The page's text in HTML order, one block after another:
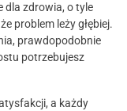
dla zdrowia, o tyle
problem leży głębiej.
prawdopodobnie
potrzebujesz
a każdy